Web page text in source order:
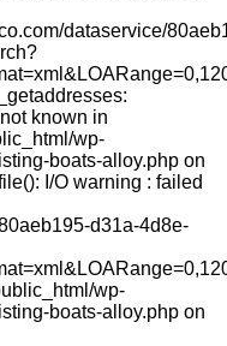
dataservice/
known in
wp-
boats-alloy.php on
I/O warning : failed
d31a-4d8e-
wp-
boats-alloy.php on